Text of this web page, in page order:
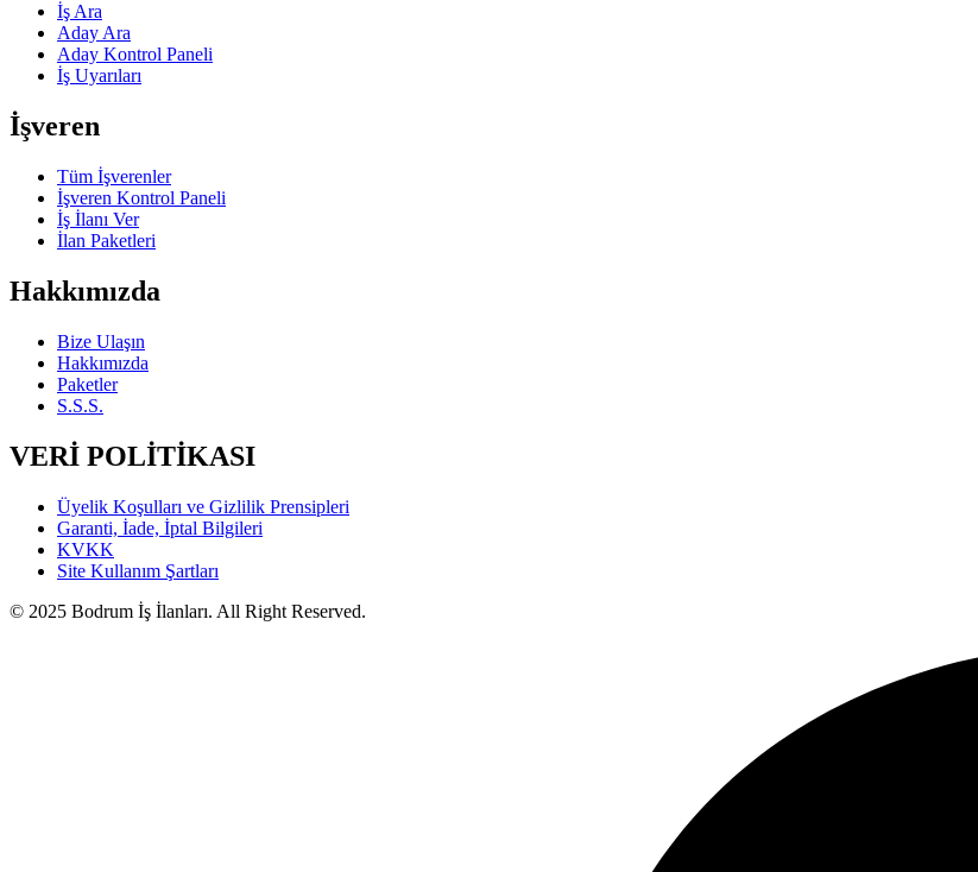
İş Ara
Aday Ara
Aday Kontrol Paneli
İş Uyarıları
İşveren
Tüm İşverenler
İşveren Kontrol Paneli
İş İlanı Ver
İlan Paketleri
Hakkımızda
Bize Ulaşın
Hakkımızda
Paketler
S.S.S.
VERİ POLİTİKASI
Üyelik Koşulları ve Gizlilik Prensipleri
Garanti, İade, İptal Bilgileri
KVKK
Site Kullanım Şartları
© 2025 Bodrum İş İlanları. All Right Reserved.